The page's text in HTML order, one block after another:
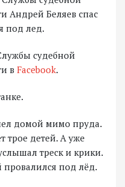
Андрей Беляев спас
под лед.
судебной
в Facebook.
домой мимо пруда.
трое детей. А уже
треск и крики.
провалился под лёд.